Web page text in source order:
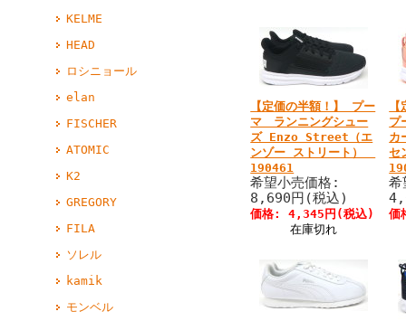
KELME
HEAD
ロシニョール
elan
FISCHER
ATOMIC
K2
GREGORY
FILA
ソレル
kamik
モンベル
【定価の半額！】 プー
マ ランニングシュー
ズ Enzo Street（エ
ンゾー ストリート）
190461
希望小売価格:
8,690円(税込)
価格: 4,345円(税込)
在庫切れ
プ
カ
セ
価